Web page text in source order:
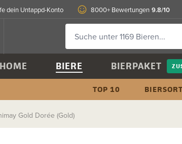
dein Untappd-Konto 8000+ Bewertungen 9.8/10
HOME BIERE BIERPAKET
TOP 10
Gold Dorée (Gold)